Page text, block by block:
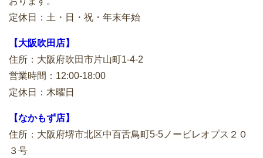
定休日：土・日・祝・年末年始
【大阪吹田店】
住所：大阪府吹田市片山町1-4-2
営業時間：12:00-18:00
定休日：木曜日
【なかもず店】
住所：大阪府堺市北区中百舌鳥町5-5ノービレオプス２０
３号